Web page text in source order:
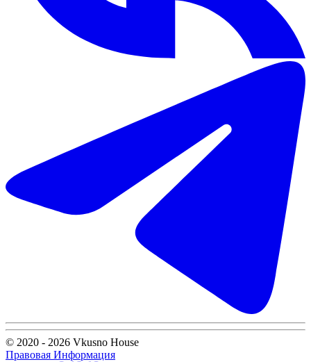
© 2020 - 2026 Vkusno House
Правовая Информация